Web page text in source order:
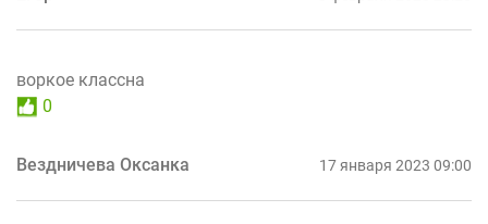
воркое классна
0
Вездничева Оксанка 17 января 2023 09:00